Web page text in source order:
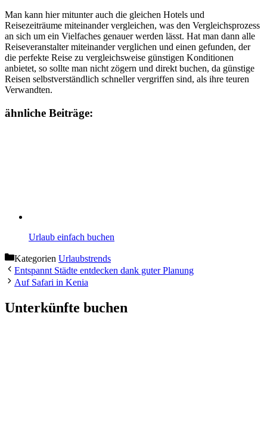
Man kann hier mitunter auch die gleichen Hotels und
Reisezeiträume miteinander vergleichen, was den Vergleichsprozess
an sich um ein Vielfaches genauer werden lässt. Hat man dann alle
Reiseveranstalter miteinander verglichen und einen gefunden, der
die perfekte Reise zu vergleichsweise günstigen Konditionen
anbietet, so sollte man nicht zögern und direkt buchen, da günstige
Reisen selbstverständlich schneller vergriffen sind, als ihre teuren
Verwandten.
ähnliche Beiträge:
Urlaub einfach buchen
Kategorien Urlaubstrends
Entspannt Städte entdecken dank guter Planung
Auf Safari in Kenia
Unterkünfte buchen